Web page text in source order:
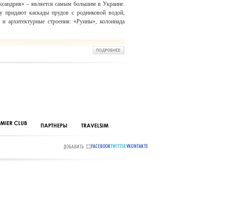
– является самым большим в Украине.
придают каскады прудов с родниковой водой,
архитектурные строения: «Руины», колоннада